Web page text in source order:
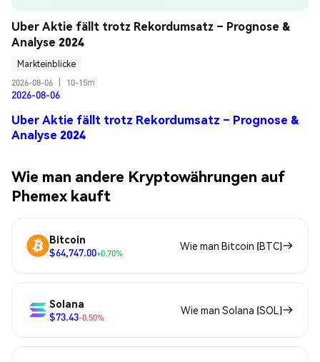
Uber Aktie fällt trotz Rekordumsatz – Prognose &
Analyse 2024
Markteinblicke
2026-08-06
10-15m
2026-08-06
Uber Aktie fällt trotz Rekordumsatz – Prognose &
Analyse 2024
Wie man andere Kryptowährungen auf
Phemex kauft
Bitcoin
$64,747.00+0.70%
Wie man Bitcoin (BTC)
Solana
$73.43-0.50%
Wie man Solana (SOL)